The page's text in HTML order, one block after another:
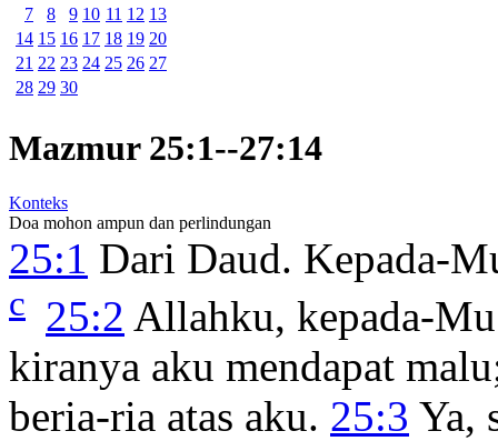
7
8 9 10 11 12 13
14 15 16 17 18 19 20
21 22 23 24 25 26 27
28 29 30
Mazmur 25:1--27:14
Konteks
Doa mohon ampun dan perlindungan
25:1 Dari Daud. Kepada-
c 25:2 Allahku, kepada-
kiranya aku mendapat
beria-ria atas aku. 25:3 Ya,